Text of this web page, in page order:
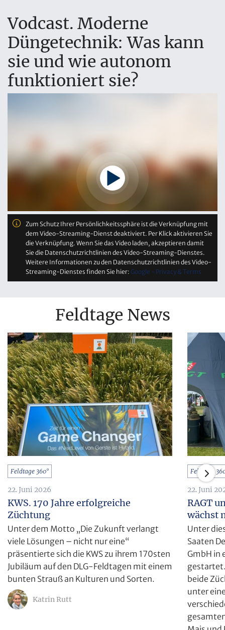
Vodcast. Moderne
Düngetechnik: Was kann
sie und wie autonom
funktioniert sie?
Zum Schutz Ihrer Persönlichkeitssphäre ist die Verknüpfung mit
dem Video-Streaming-Dienst deaktiviert. Per Klick aktivieren Sie
die Verknüpfung. Wenn Sie das Video laden, akzeptieren damit
Sie die Datenschutzrichtlinien des Video-Streaming-Dienstes.
Weitere Informationen zu den Datenschutzrichtlinien des Video-
Streaming-Dienstes finden Sie hier: Google - Privacy & Terms
Feldtage News
Feldtage 360°
22. Juni 2026
KWS. 170 Jahre erfolgreiche
Züchtung
Unter dem Motto „Die Zukunft verlangt
viele Lösungen – nicht nur eine“
präsentierte sich die KWS zu ihrem 170sten
Jubiläum auf den DLG-Feldtagen mit einem
bunten Strauß an Kulturen und Sorten.
Katrin Rutt
Feldtage
22. Juni
RAGT
wächst
Unter
Saaten
GmbH in
beide
unter